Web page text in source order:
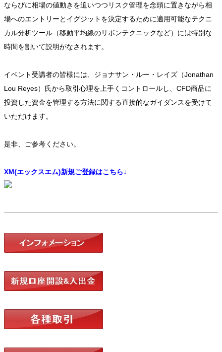
ならびに相場の値動きを追いつつリスク管理を念頭に置きながら相
場へのエントリーとイグジットを決定するために適用可能なテクニ
カル分析ツール（移動平均線のリボンテクニックなど）には特別な
時間を割いて説明がなされます。
イベント受講者の皆様には、ジョナサン・ルー・レイズ（Jonathan
Lou Reyes）氏から取引心理を上手くコントロールし、CFD商品に
投資した資金を管理する方法に関する直接的なガイダンスを受けて
いただけます。
是非、ご参考ください。
XM(エックスエム)新規ご登録はこちら↓